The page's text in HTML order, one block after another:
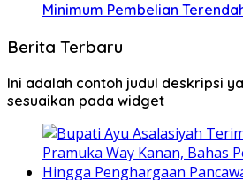
Minimum Pembelian
Berita Terbaru
Ini adalah contoh judul deskripsi
sesuaikan pada widget